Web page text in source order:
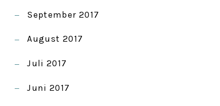
September 2017
August 2017
Juli 2017
Juni 2017